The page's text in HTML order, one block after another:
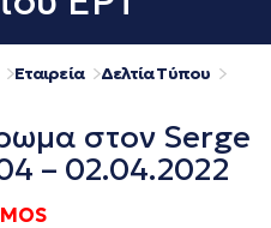
Εταιρεία
Δελτία Τύπου
στον Serge
– 02.04.2022